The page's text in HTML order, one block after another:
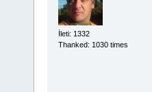
İleti: 1332
Thanked: 1030 times